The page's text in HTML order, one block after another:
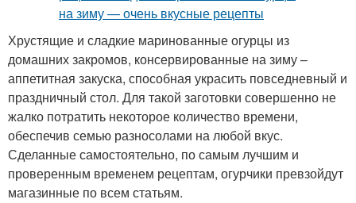
Хрустящие и сладкие маринованные огурцы из
домашних закромов, консервированные на зиму –
аппетитная закуска, способная украсить повседневный и
праздничный стол. Для такой заготовки совершенно не
жалко потратить некоторое количество времени,
обеспечив семью разносолами на любой вкус.
Сделанные самостоятельно, по самым лучшим и
проверенным временем рецептам, огурчики превзойдут
магазинные по всем статьям.